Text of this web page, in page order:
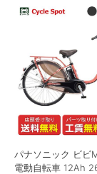
パナソニック ビビ
電動自転車 12Ah